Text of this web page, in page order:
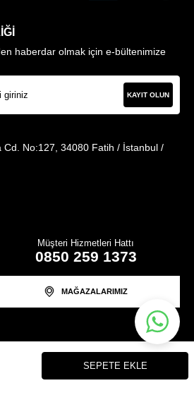
SEPETE EKLE
haberdar olmak için e-bültenimize
KAYIT OLUN
Cd. No:127, 34080 Fatih / İstanbul /
Müşteri Hizmetleri Hattı
0850 259 1373
MAĞAZALARIMIZ
| Tüm Hakları Saklıdır.